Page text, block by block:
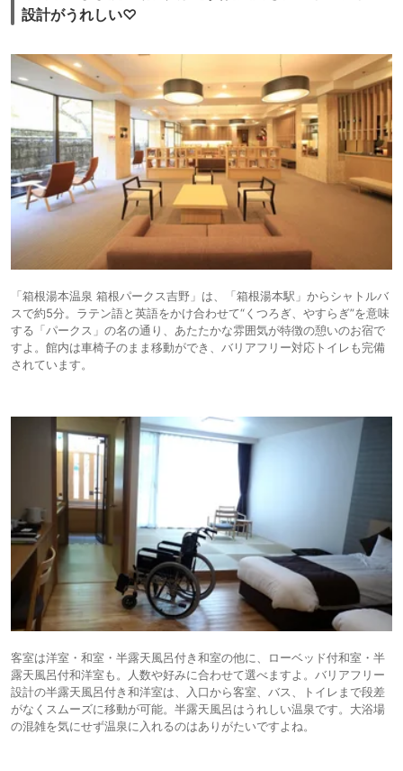
設計がうれしい♡
「箱根湯本温泉 箱根パークス吉野」は、「箱根湯本駅」からシャトルバ
スで約5分。ラテン語と英語をかけ合わせて“くつろぎ、やすらぎ”を意味
する「パークス」の名の通り、あたたかな雰囲気が特徴の憩いのお宿で
すよ。館内は車椅子のまま移動ができ、バリアフリー対応トイレも完備
されています。
客室は洋室・和室・半露天風呂付き和室の他に、ローベッド付和室・半
露天風呂付和洋室も。人数や好みに合わせて選べますよ。バリアフリー
設計の半露天風呂付き和洋室は、入口から客室、バス、トイレまで段差
がなくスムーズに移動が可能。半露天風呂はうれしい温泉です。大浴場
の混雑を気にせず温泉に入れるのはありがたいですよね。